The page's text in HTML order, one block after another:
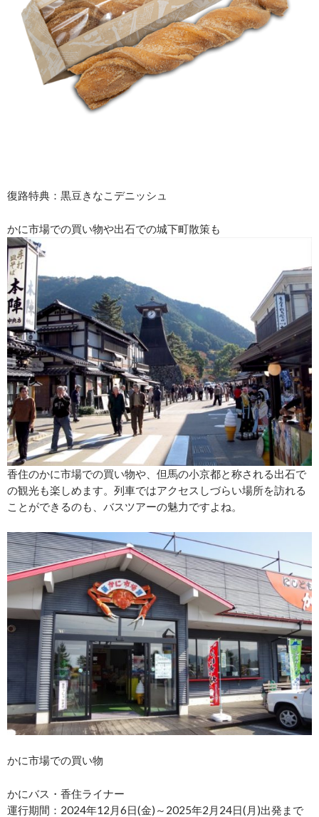
復路特典：黒豆きなこデニッシュ
かに市場での買い物や出石での城下町散策も
香住のかに市場での買い物や、但馬の小京都と称される出石で
の観光も楽しめます。列車ではアクセスしづらい場所を訪れる
ことができるのも、バスツアーの魅力ですよね。
かに市場での買い物
かにバス・香住ライナー
運行期間：2024年12月6日(金)～2025年2月24日(月)出発まで